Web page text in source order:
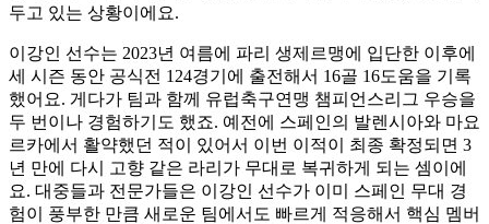
두고 있는 상황이에요.
이강인 선수는 2023년 여름에 파리 생제르맹에 입단한 이후에
세 시즌 동안 공식전 124경기에 출전해서 16골 16도움을 기록
했어요. 게다가 팀과 함께 유럽축구연맹 챔피언스리그 우승을
두 번이나 경험하기도 했죠. 예전에 스페인의 발렌시아와 마요
르카에서 활약했던 적이 있어서 이번 이적이 최종 확정되면 3
년 만에 다시 고향 같은 라리가 무대로 복귀하게 되는 셈이에
요. 대중들과 전문가들은 이강인 선수가 이미 스페인 무대 경
험이 풍부한 만큼 새로운 팀에서도 빠르게 적응해서 핵심 멤버